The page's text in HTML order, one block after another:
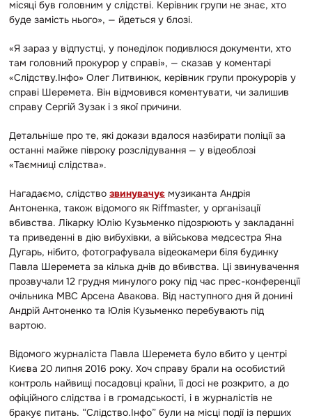
місяці був головним у слідстві. Керівник групи не знає, хто
буде замість нього», — йдеться у блозі.
«Я зараз у відпустці, у понеділок подивлюся документи, хто
там головний прокурор у справі», — сказав у коментарі
«Слідству.Інфо» Олег Литвинюк, керівник групи прокурорів у
справі Шеремета. Він відмовився коментувати, чи залишив
справу Сергій Зузак і з якої причини.
Детальніше про те, які докази вдалося назбирати поліції за
останні майже півроку розслідування — у відеоблозі
«Таємниці слідства».
Нагадаємо, слідство звинувачує музиканта Андрія
Антоненка, також відомого як Riffmaster, у організації
вбивства. Лікарку Юлію Кузьменко підозрюють у закладанні
та приведенні в дію вибухівки, а військова медсестра Яна
Дугарь, нібито, фотографувала відеокамери біля будинку
Павла Шеремета за кілька днів до вбивства. Ці звинувачення
прозвучали 12 грудня минулого року під час прес-конференції
очільника МВС Арсена Авакова. Від наступного дня й донині
Андрій Антоненко та Юлія Кузьменко перебувають під
вартою.
Відомого журналіста Павла Шеремета було вбито у центрі
Києва 20 липня 2016 року. Хоч справу брали на особистий
контроль найвищі посадовці країни, її досі не розкрито, а до
офіційного слідства і в громадськості, і в журналістів не
бракує питань. “Слідство.Інфо” були на місці події із перших